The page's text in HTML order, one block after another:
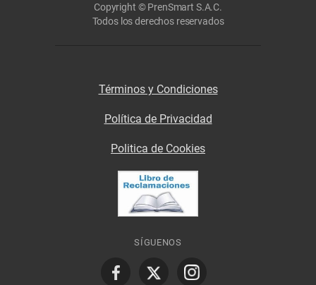
Copyright © PrenSmart S.A.C.
Todos los derechos reservados
Términos y Condiciones
Política de Privacidad
Politica de Cookies
SÍGUENOS